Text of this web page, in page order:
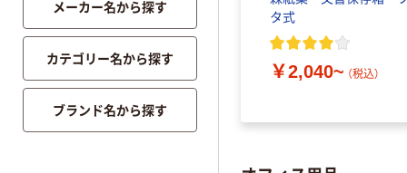
イル
型 A4 アスクル ファ
イル
￥125~ （税込）
タ式
￥2,040~ （税込）
メーカー名から探す
カテゴリー名から探す
ブランド名から探す